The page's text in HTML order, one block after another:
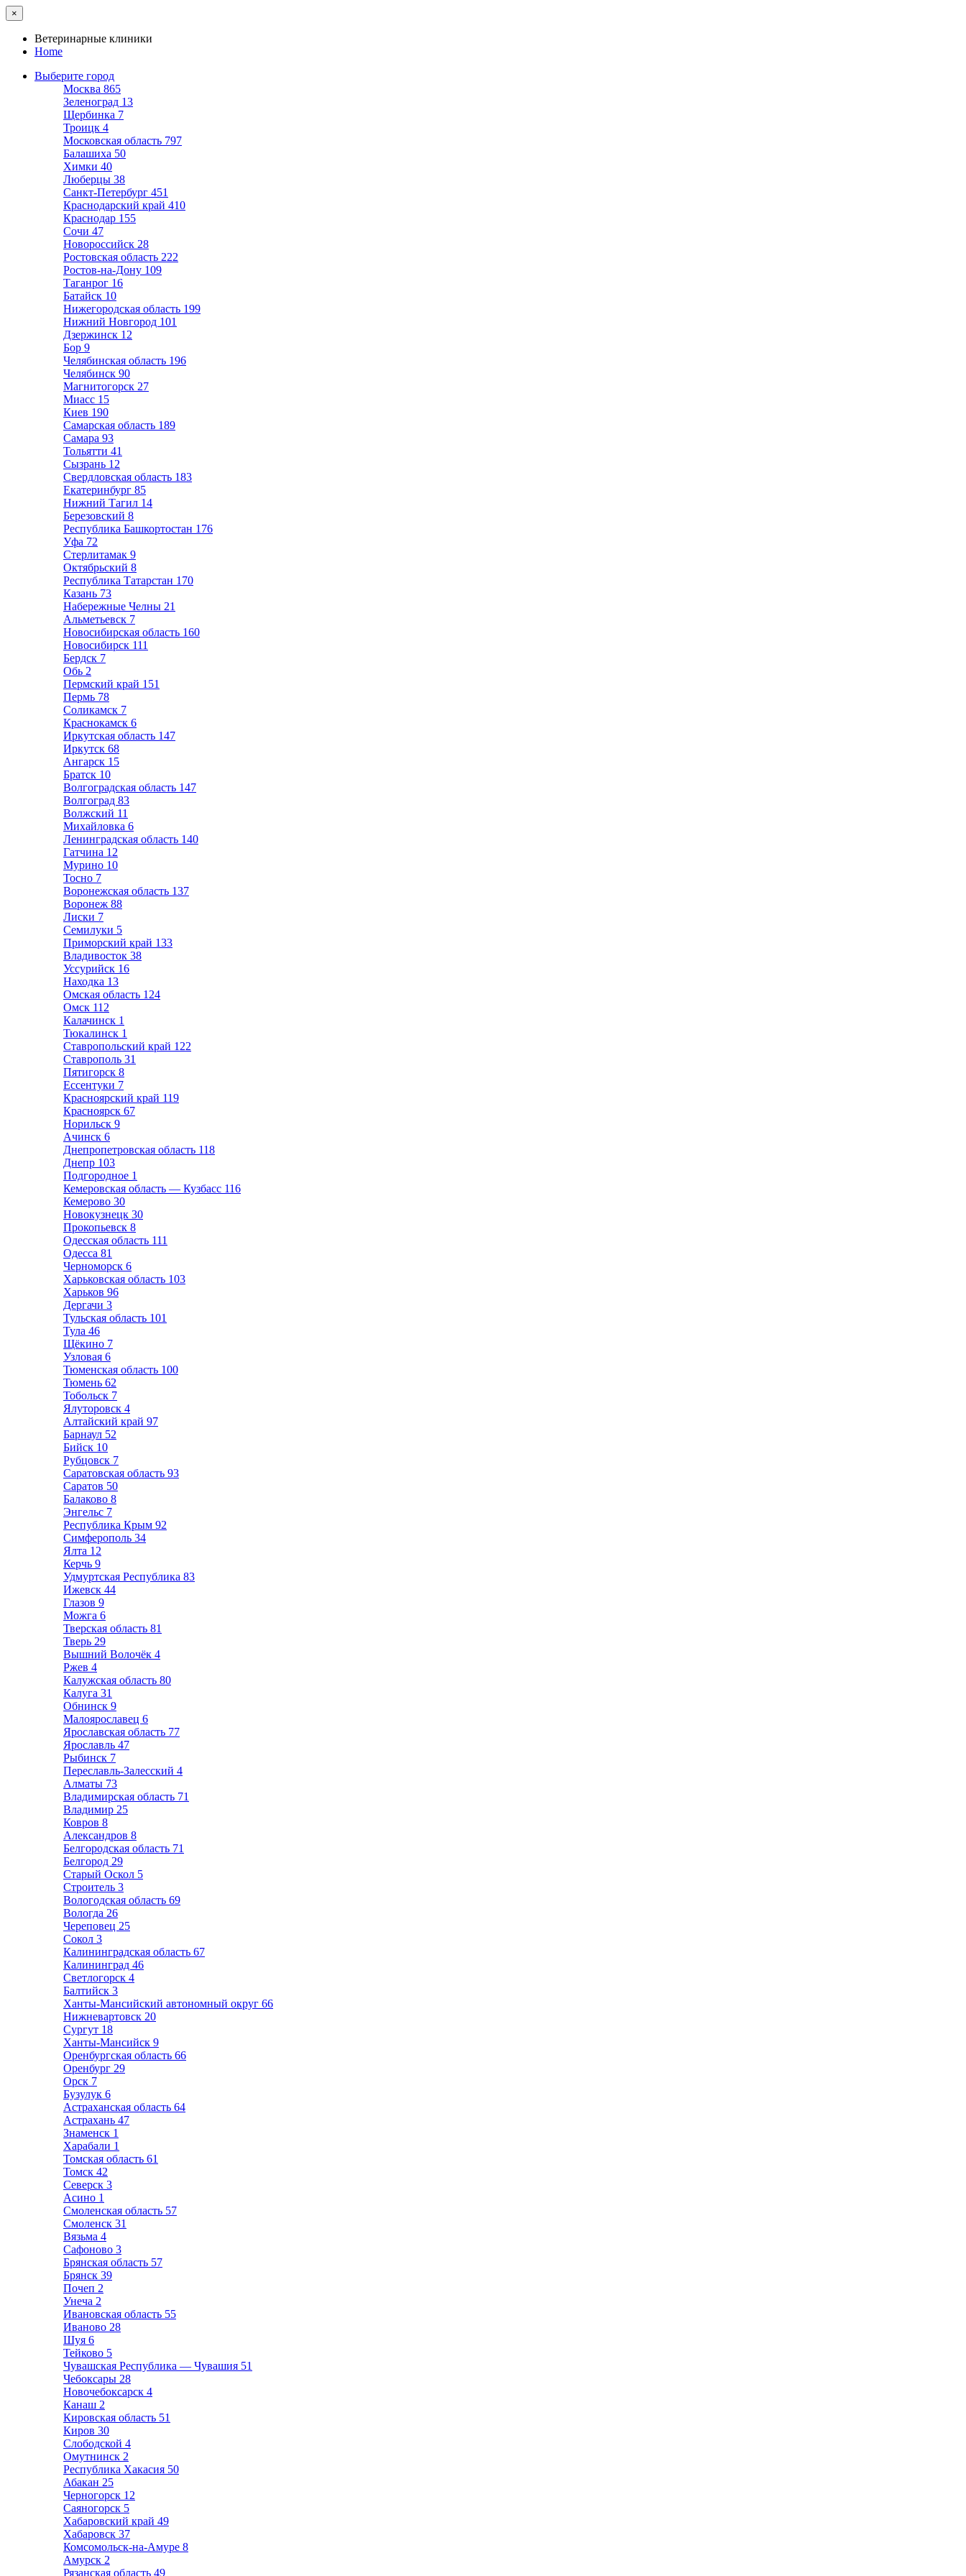
×
Ветеринарные клиники
Home
Выберите город
Москва 865
Зеленоград 13
Щербинка 7
Троицк 4
Московская область 797
Балашиха 50
Химки 40
Люберцы 38
Санкт-Петербург 451
Краснодарский край 410
Краснодар 155
Сочи 47
Новороссийск 28
Ростовская область 222
Ростов-на-Дону 109
Таганрог 16
Батайск 10
Нижегородская область 199
Нижний Новгород 101
Дзержинск 12
Бор 9
Челябинская область 196
Челябинск 90
Магнитогорск 27
Миасс 15
Киев 190
Самарская область 189
Самара 93
Тольятти 41
Сызрань 12
Свердловская область 183
Екатеринбург 85
Нижний Тагил 14
Березовский 8
Республика Башкортостан 176
Уфа 72
Стерлитамак 9
Октябрьский 8
Республика Татарстан 170
Казань 73
Набережные Челны 21
Альметьевск 7
Новосибирская область 160
Новосибирск 111
Бердск 7
Обь 2
Пермский край 151
Пермь 78
Соликамск 7
Краснокамск 6
Иркутская область 147
Иркутск 68
Ангарск 15
Братск 10
Волгоградская область 147
Волгоград 83
Волжский 11
Михайловка 6
Ленинградская область 140
Гатчина 12
Мурино 10
Тосно 7
Воронежская область 137
Воронеж 88
Лиски 7
Семилуки 5
Приморский край 133
Владивосток 38
Уссурийск 16
Находка 13
Омская область 124
Омск 112
Калачинск 1
Тюкалинск 1
Ставропольский край 122
Ставрополь 31
Пятигорск 8
Ессентуки 7
Красноярский край 119
Красноярск 67
Норильск 9
Ачинск 6
Днепропетровская область 118
Днепр 103
Подгородное 1
Кемеровская область — Кузбасс 116
Кемерово 30
Новокузнецк 30
Прокопьевск 8
Одесская область 111
Одесса 81
Черноморск 6
Харьковская область 103
Харьков 96
Дергачи 3
Тульская область 101
Тула 46
Щёкино 7
Узловая 6
Тюменская область 100
Тюмень 62
Тобольск 7
Ялуторовск 4
Алтайский край 97
Барнаул 52
Бийск 10
Рубцовск 7
Саратовская область 93
Саратов 50
Балаково 8
Энгельс 7
Республика Крым 92
Симферополь 34
Ялта 12
Керчь 9
Удмуртская Республика 83
Ижевск 44
Глазов 9
Можга 6
Тверская область 81
Тверь 29
Вышний Волочёк 4
Ржев 4
Калужская область 80
Калуга 31
Обнинск 9
Малоярославец 6
Ярославская область 77
Ярославль 47
Рыбинск 7
Переславль-Залесский 4
Алматы 73
Владимирская область 71
Владимир 25
Ковров 8
Александров 8
Белгородская область 71
Белгород 29
Старый Оскол 5
Строитель 3
Вологодская область 69
Вологда 26
Череповец 25
Сокол 3
Калининградская область 67
Калининград 46
Светлогорск 4
Балтийск 3
Ханты-Мансийский автономный округ 66
Нижневартовск 20
Сургут 18
Ханты-Мансийск 9
Оренбургская область 66
Оренбург 29
Орск 7
Бузулук 6
Астраханская область 64
Астрахань 47
Знаменск 1
Харабали 1
Томская область 61
Томск 42
Северск 3
Асино 1
Смоленская область 57
Смоленск 31
Вязьма 4
Сафоново 3
Брянская область 57
Брянск 39
Почеп 2
Унеча 2
Ивановская область 55
Иваново 28
Шуя 6
Тейково 5
Чувашская Республика — Чувашия 51
Чебоксары 28
Новочебоксарск 4
Канаш 2
Кировская область 51
Киров 30
Слободской 4
Омутнинск 2
Республика Хакасия 50
Абакан 25
Черногорск 12
Саяногорск 5
Хабаровский край 49
Хабаровск 37
Комсомольск-на-Амуре 8
Амурск 2
Рязанская область 49